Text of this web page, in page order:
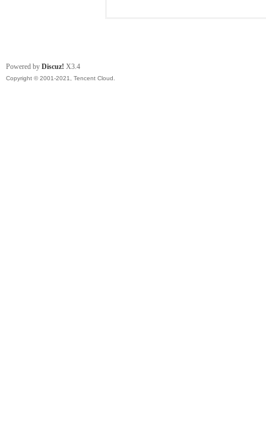
Powered by Discuz! X3.4
Copyright © 2001-2021, Tencent Cloud.